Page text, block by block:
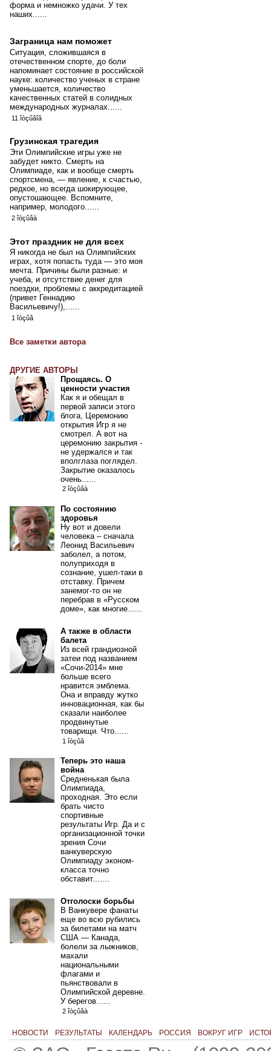
форма и немножко удачи. У тех
наших......
Заграница нам поможет
Ситуация, сложившаяся в
отечественном спорте, до боли
напоминает состояние в российской
науке: количество ученых в стране
уменьшается, количество
качественных статей в солидных
международных журналах......
11 îòçûâîâ
Грузинская трагедия
Эти Олимпийские игры уже не
забудет никто. Смерть на
Олимпиаде, как и вообще смерть
спортсмена, — явление, к счастью,
редкое, но всегда шокирующее,
опустошающее. Вспомните,
например, молодого......
2 îòçûâà
Этот праздник не для всех
Я никогда не был на Олимпийских
играх, хотя попасть туда — это моя
мечта. Причины были разные: и
учеба, и отсутствие денег для
поездки, проблемы с аккредитацией
(привет Геннадию
Васильевичу!),......
1 îòçûâ
Все заметки автора
ДРУГИЕ АВТОРЫ
Прощаясь. О
ценности участия
Как я и обещал в
первой записи этого
блога, Церемонию
открытия Игр я не
смотрел. А вот на
церемонию закрытия -
не удержался и так
вполглаза поглядел.
Закрытие оказалось
очень......
2 îòçûâà
По состоянию
здоровья
Ну вот и довели
человека – сначала
Леонид Васильевич
заболел, а потом,
полуприходя в
сознание, ушел-таки в
отставку. Причем
занемог-то он не
перебрав в «Русском
доме», как многие......
А также в области
балета
Из всей грандиозной
затеи под названием
«Сочи-2014» мне
больше всего
нравится эмблема.
Она и вправду жутко
инновационная, как бы
сказали наиболее
продвинутые
товарищи. Что......
1 îòçûâ
Теперь это наша
война
Средненькая была
Олимпиада,
проходная. Это если
брать чисто
спортивные
результаты Игр. Да и с
организационной точки
зрения Сочи
ванкуверскую
Олимпиаду эконом-
класса точно
обставит.......
Отголоски борьбы
В Ванкувере фанаты
еще во всю рубились
за билетами на матч
США — Канада,
болели за лыжников,
махали
национальными
флагами и
пьянствовали в
Олимпийской деревне.
У берегов......
2 îòçûâà
НОВОСТИ РЕЗУЛЬТАТЫ КАЛЕНДАРЬ РОССИЯ ВОКРУГ ИГР